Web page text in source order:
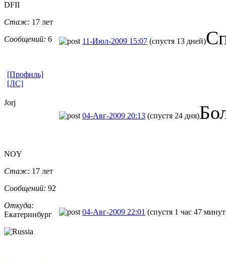
DFII
Стаж: 17 лет
Сообщений: 6 11-Июл-2009 15:07 (спустя 13 дней)
[Профиль]
[ЛС]
Jorj
04-Авг-2009 20:13 (спустя 24 дня)
NOY
Стаж: 17 лет
Сообщений: 92
Откуда:
Екатеринбург
04-Авг-2009 22:01 (спустя 1 час 47